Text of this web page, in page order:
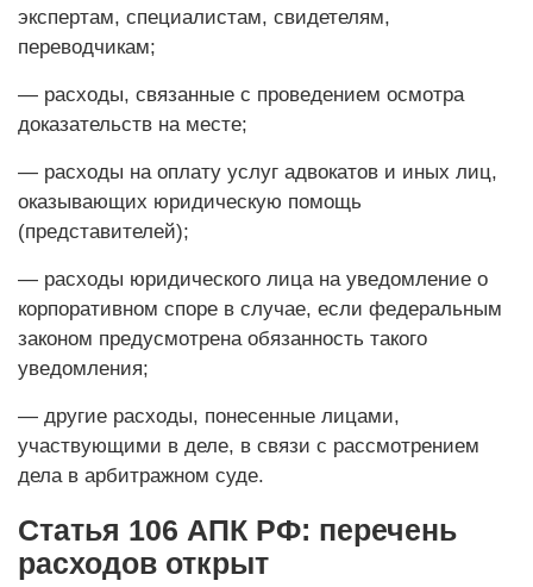
экспертам, специалистам, свидетелям,
переводчикам;
— расходы, связанные с проведением осмотра
доказательств на месте;
— расходы на оплату услуг адвокатов и иных лиц,
оказывающих юридическую помощь
(представителей);
— расходы юридического лица на уведомление о
корпоративном споре в случае, если федеральным
законом предусмотрена обязанность такого
уведомления;
— другие расходы, понесенные лицами,
участвующими в деле, в связи с рассмотрением
дела в арбитражном суде.
Статья 106 АПК РФ: перечень
расходов открыт